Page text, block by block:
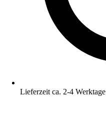
Lieferzeit ca. 2-4 Werktage